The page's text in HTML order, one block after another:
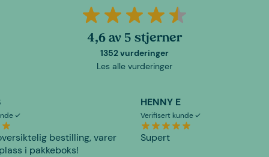
4,6 av 5 stjerner
1352 vurderinger
Les alle vurderinger
bestilling, varer
i pakkeboks!
HENNY E
Verifisert kunde
Supert